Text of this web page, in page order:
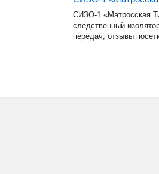
СИЗО-1 «Матросская
следственный
передач, отзывы